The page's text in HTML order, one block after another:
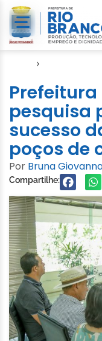
›
pesquisa
sucesso
poços de
Por Bruna
Compartilhe: